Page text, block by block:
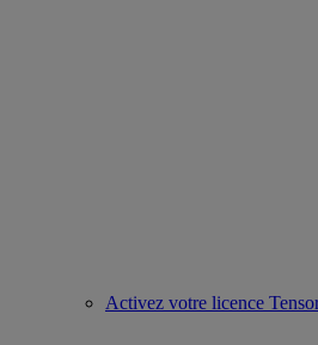
Activez votre licence